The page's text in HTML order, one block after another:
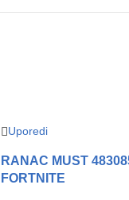
Uporedi
RANAC MUST
FORTNITE